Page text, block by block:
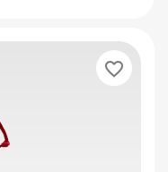
favorite_border